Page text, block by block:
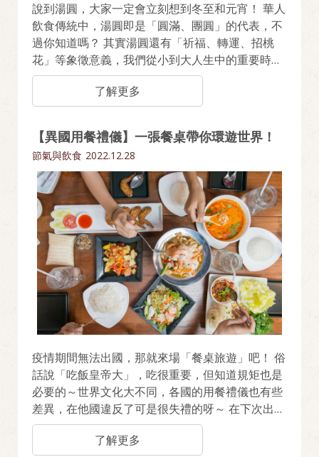
說到湯圓，大家一定會立刻想到冬至和元宵！ 華人
飲食傳統中，湯圓即是「圓滿、團圓」的代表，不
過你知道嗎？ 其實湯圓還有「祈福、轉運、招桃
花」等象徵意義，我們從小到大人生中的重要時
刻，也都少不了一碗湯圓。 原來湯圓不只是品嚐美
味，更是幸福的象徵！
了解更多
【異國用餐禮儀】一張餐桌帶你環遊世界！
節氣與飲食 2022.12.28
疫情期間無法出國，那就來場「餐桌旅遊」吧！ 俗
話說「吃飯皇帝大」，吃很重要，但知道規矩也是
必要的～世界文化大不同，各國的用餐禮儀也有些
差異，在他國違反了可是很失禮的呀～ 在下次出國
前先來熟悉一下吧，立即看看這些國家有哪些飲食
了解更多